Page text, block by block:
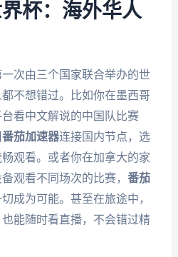
杯：海外华人
次由三个国家联合举办的世
不想错过。比如你在墨西哥
看中文解说的中国队比赛
番茄加速器连接国内节点，选
观看。或者你在加拿大的家
观看不同场次的比赛， 番茄
成为可能。甚至在旅途中，
能随时看直播，不会错过精